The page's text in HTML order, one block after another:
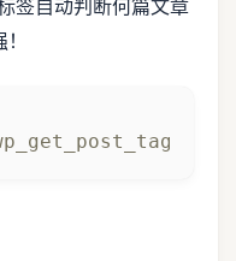
签自动判断何篇文章